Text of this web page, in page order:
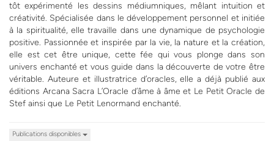
tôt expérimenté les dessins médiumniques, mêlant intuition et
créativité. Spécialisée dans le développement personnel et initiée
à la spiritualité, elle travaille dans une dynamique de psychologie
positive. Passionnée et inspirée par la vie, la nature et la création,
elle est cet être unique, cette fée qui vous plonge dans son
univers enchanté et vous guide dans la découverte de votre être
véritable. Auteure et illustratrice d’oracles, elle a déjà publié aux
éditions Arcana Sacra L’Oracle d’âme à âme et Le Petit Oracle de
Stef ainsi que Le Petit Lenormand enchanté.
Publications disponibles